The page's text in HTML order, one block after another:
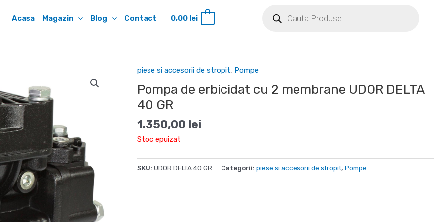
Acasa Magazin Blog Contact 0,00 lei
piese si accesorii de stropit, Pompe
Pompa de erbicidat cu 2 membrane UDOR DELTA
40 GR
1.350,00 lei
Stoc epuizat
SKU: UDOR DELTA 40 GR Categorii: piese si accesorii de stropit, Pompe